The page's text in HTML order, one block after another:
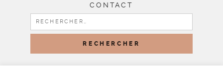
CONTACT
RECHERCHER :